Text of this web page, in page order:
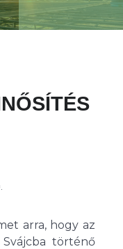
arra, hogy az
Svájcba történő